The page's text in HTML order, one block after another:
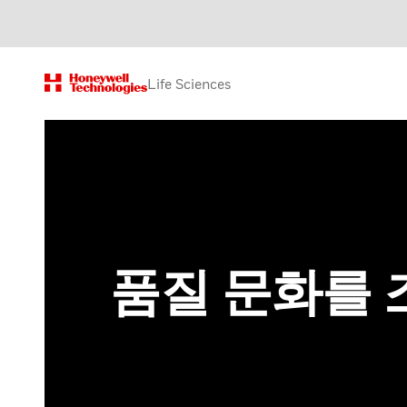
Life Sciences
품질 문화를